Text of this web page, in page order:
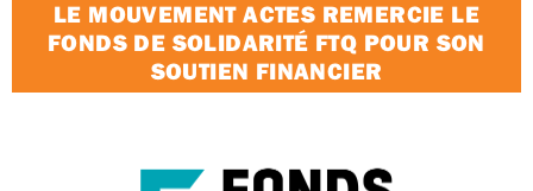
LE MOUVEMENT ACTES REMERCIE LE
FONDS DE SOLIDARITÉ FTQ POUR SON
SOUTIEN FINANCIER